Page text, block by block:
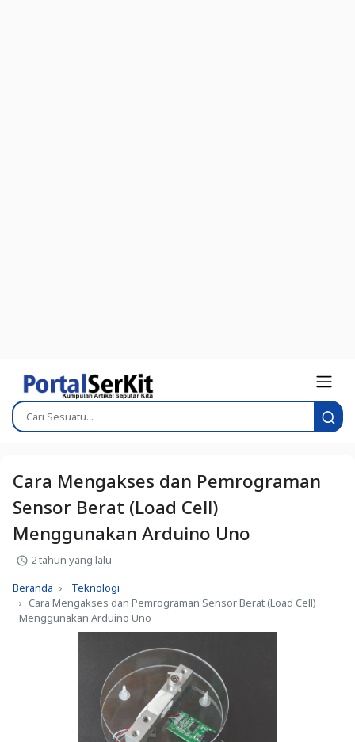
Cara Mengakses dan Pemrograman
Sensor Berat (Load Cell)
Menggunakan Arduino Uno
2 tahun yang lalu
Beranda
Teknologi
Cara Mengakses dan Pemrograman Sensor Berat (Load Cell)
Menggunakan Arduino Uno